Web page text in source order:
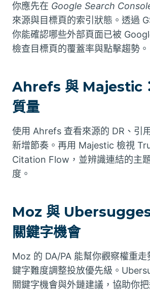
你應先在 Google Search
來源與目標頁的索引狀態。透過
你能確認哪些外部頁面已被
檢查目標頁的覆蓋率與點擊趨勢。
Ahrefs 與 Majestic
質量
使用 Ahrefs 查看來源的 DR、引
新增節奏。再用 Majestic 檢視
Citation Flow，並辨識連結的主
度。
Moz 與
關鍵字機會
Moz 的 DA/PA 能幫你觀察權重走
鍵字難度調整投放優先級。
關鍵字機會與外鏈建議，協助你